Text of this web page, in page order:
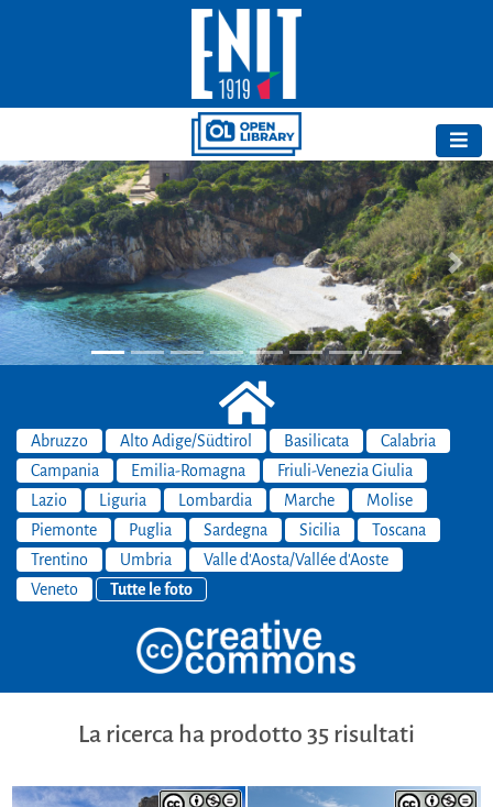
Previous Next
Abruzzo Alto Adige/Südtirol Basilicata
Calabria
Campania
Emilia-Romagna
Friuli-Venezia Giulia
Lazio
Liguria Lombardia Marche
Molise
Piemonte
Puglia Sardegna Sicilia
Toscana
Trentino
Umbria
Valle d'Aosta/Vallée d'Aoste
Veneto
Tutte le foto
La ricerca ha prodotto 35 risultati